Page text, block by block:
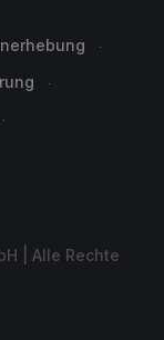
| Alle Rechte